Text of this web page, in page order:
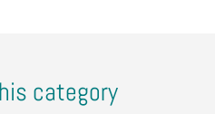
category